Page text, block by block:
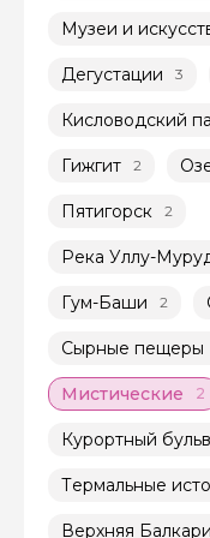
Музеи и
Дегустации 3
Кисловодский
Гижгит 2
Пятигорск 2
Река Уллу-
Гум-Баши 2
Сырные пещеры
Мистические 2
Курортный
Термальные
Верхняя